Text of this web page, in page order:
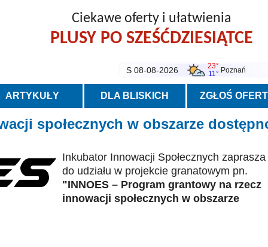
Ciekawe oferty i ułatwienia
PLUSY PO SZEŚĆDZIESIĄTCE
S 08-08-2026
23°
11° Poznań
ARTYKUŁY DLA BLISKICH ZGŁOŚ
społecznych w obszarze
Inkubator Innowacji Społecznych zaprasza
do udziału w projekcie granatowym pn.
"INNOES – Program grantowy na rzecz
innowacji społecznych w obszarze